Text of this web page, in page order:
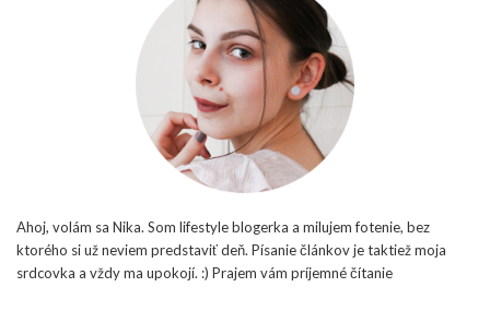
Ahoj, volám sa Nika. Som lifestyle blogerka a milujem fotenie, bez
ktorého si už neviem predstaviť deň. Písanie článkov je taktiež moja
srdcovka a vždy ma upokojí. :) Prajem vám príjemné čítanie